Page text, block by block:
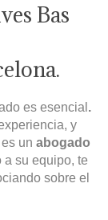
Bas
es esencial .
y
es un abogado
a su equipo, te
sobre el